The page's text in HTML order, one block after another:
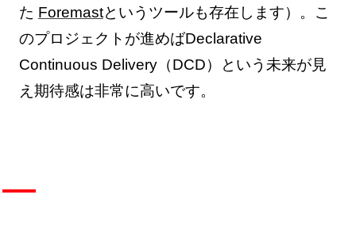
た Foremastというツールも存在します）。こ
のプロジェクトが進めばDeclarative
Continuous Delivery（DCD）という未来が見
え期待感は非常に高いです。